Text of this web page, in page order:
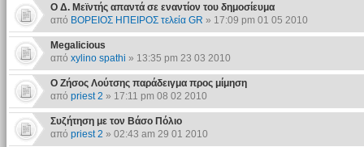
Ο Δ. Μεϊντής απαντά σε εναντίον του δημοσίευμα
από ΒΟΡΕΙΟΣ ΗΠΕΙΡΟΣ τελεία GR » 17:09 pm 01 05 2010
Megalicious
από xylino spathi » 13:35 pm 23 03 2010
Ο Ζήσος Λούτσης παράδειγμα προς μίμηση
από priest 2 » 17:11 pm 08 02 2010
Συζήτηση με τον Βάσο Πόλιο
από priest 2 » 02:43 am 29 01 2010